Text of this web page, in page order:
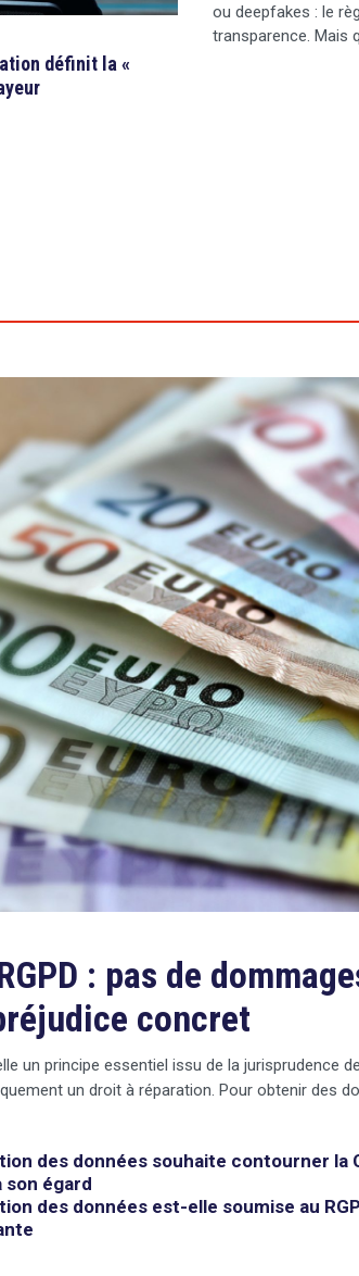
définit la «
ou deepfakes : le
transparence. Mais
: pas de
concret
un principe essentiel issu de la jurisprudence
un droit à réparation. Pour obtenir des
des données souhaite contourner la
égard
des données est-elle soumise au